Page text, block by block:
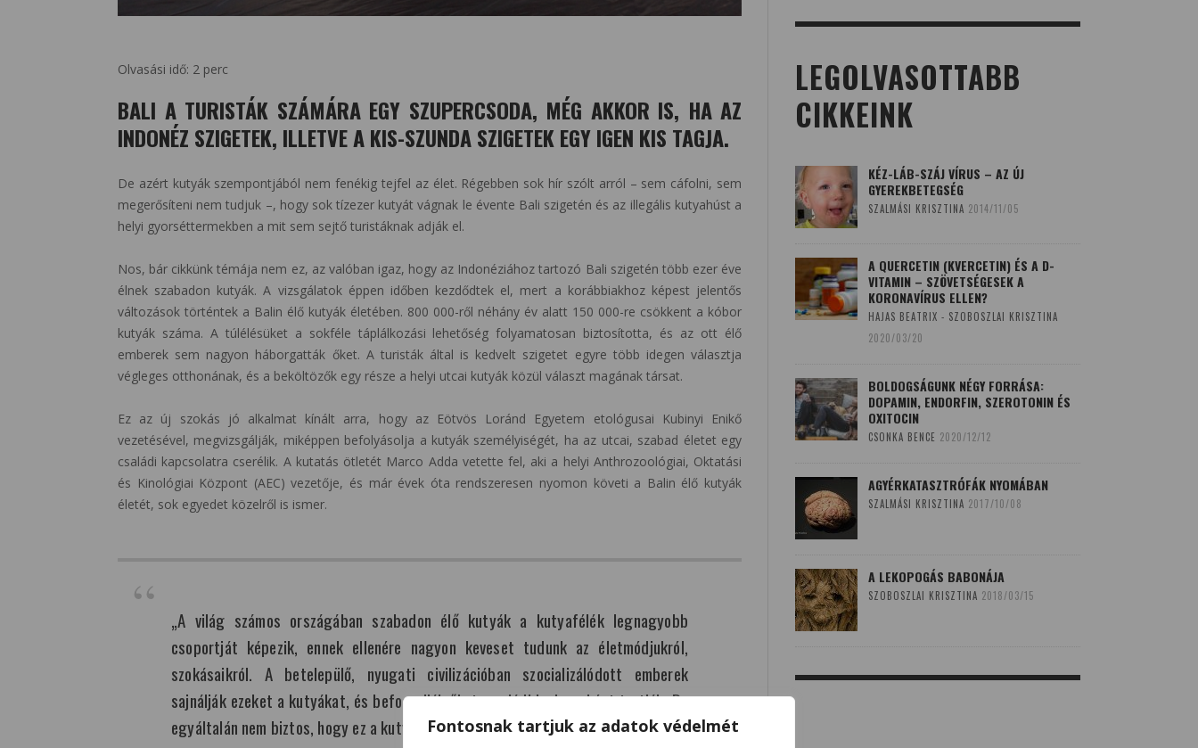
Fontosnak tartjuk az adatok védelmét
Olvasási idő: 2 perc
BALI A TURISTÁK SZÁMÁRA EGY SZUPERCSODA, MÉG AKKOR IS, HA AZ
INDONÉZ SZIGETEK, ILLETVE A KIS-SZUNDA SZIGETEK EGY IGEN KIS TAGJA.
De azért kutyák szempontjából nem fenékig tejfel az élet. Régebben sok hír szólt arról – sem cáfolni, sem
megerősíteni nem tudjuk –, hogy sok tízezer kutyát vágnak le évente Bali szigetén és az illegális kutyahúst a
helyi gyorséttermekben a mit sem sejtő turistáknak adják el.
Nos, bár cikkünk témája nem ez, az valóban igaz, hogy az Indonéziához tartozó Bali szigetén több ezer éve
élnek szabadon kutyák. A vizsgálatok éppen időben kezdődtek el, mert a korábbiakhoz képest jelentős
változások történtek a Balin élő kutyák életében. 800 000-ről néhány év alatt 150 000-re csökkent a kóbor
kutyák száma. A túlélésüket a sokféle táplálkozási lehetőség folyamatosan biztosította, és az ott élő
emberek sem nagyon háborgatták őket. A turisták által is kedvelt szigetet egyre több idegen választja
végleges otthonának, és a beköltözők egy része a helyi utcai kutyák közül választ magának társat.
Ez az új szokás jó alkalmat kínált arra, hogy az Eötvös Loránd Egyetem etológusai Kubinyi Enikő
vezetésével, megvizsgálják, miképpen befolyásolja a kutyák személyiségét, ha az utcai, szabad életet egy
családi kapcsolatra cserélik. A kutatás ötletét Marco Adda vetette fel, aki a helyi Anthrozoológiai, Oktatási
és Kinológiai Központ (AEC) vezetője, és már évek óta rendszeresen nyomon követi a Balin élő kutyák
életét, sok egyedet közelről is ismer.
„A világ számos országában szabadon élő kutyák a kutyafélék legnagyobb
csoportját képezik, ennek ellenére nagyon keveset tudunk az életmódjukról,
szokásaikról. A betelepülő, nyugati civilizációban szocializálódott emberek
sajnálják ezeket a kutyákat, és befogadják őket, családi kedvencként tartják. De
egyáltalán nem biztos, hogy ez a kutyák javára válik.”
LEGOLVASOTTABB
CIKKEINK
KÉZ-LÁB-SZÁJ VÍRUS – AZ ÚJ
GYEREKBETEGSÉG
SZALMÁSI KRISZTINA 2014/11/05
A QUERCETIN (KVERCETIN) ÉS A D-
VITAMIN – SZÖVETSÉGESEK A
KORONAVÍRUS ELLEN?
HAJAS BEATRIX - SZOBOSZLAI KRISZTINA
2020/03/20
BOLDOGSÁGUNK NÉGY FORRÁSA:
DOPAMIN, ENDORFIN, SZEROTONIN ÉS
OXITOCIN
CSONKA BENCE 2020/12/12
AGYÉRKATASZTRÓFÁK NYOMÁBAN
SZALMÁSI KRISZTINA 2017/10/08
A LEKOPOGÁS BABONÁJA
SZOBOSZLAI KRISZTINA 2018/03/15